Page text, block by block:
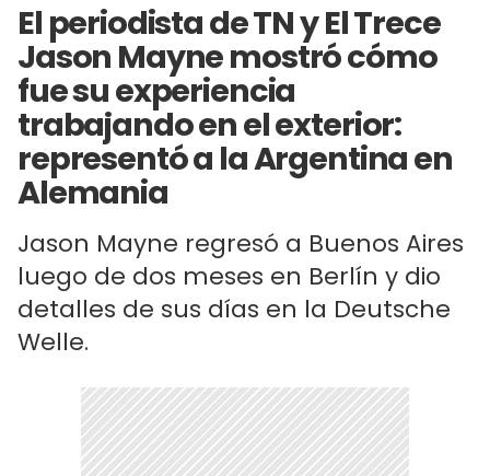
El periodista de TN y El Trece
Jason Mayne mostró cómo
fue su experiencia
trabajando en el exterior:
representó a la Argentina en
Alemania
Jason Mayne regresó a Buenos Aires
luego de dos meses en Berlín y dio
detalles de sus días en la Deutsche
Welle.